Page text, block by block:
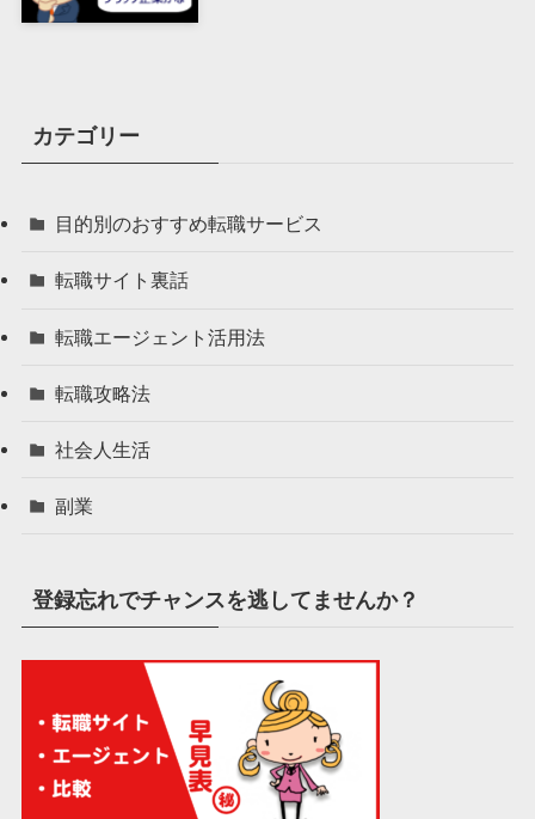
カテゴリー
目的別のおすすめ転職サービス
転職サイト裏話
転職エージェント活用法
転職攻略法
社会人生活
副業
登録忘れでチャンスを逃してませんか？